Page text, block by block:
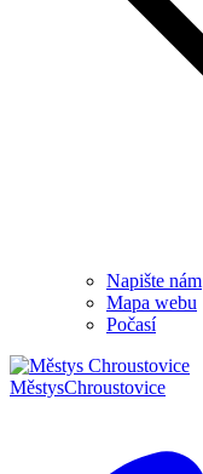
Napište nám
Mapa webu
Počasí
MěstysChroustovice